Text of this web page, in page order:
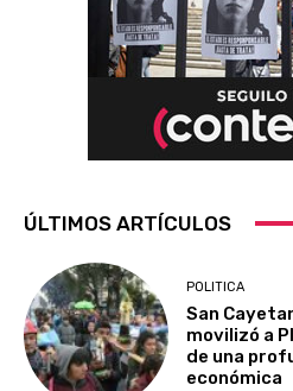
ÚLTIMOS ARTÍCULOS
POLITICA
San
movilizó a
de una
económica